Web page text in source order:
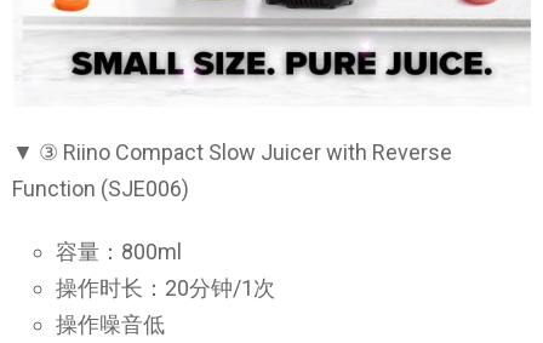
▼ ③ Riino Compact Slow Juicer with Reverse
Function (SJE006)
容量：800ml
操作时长：20分钟/1次
操作噪音低